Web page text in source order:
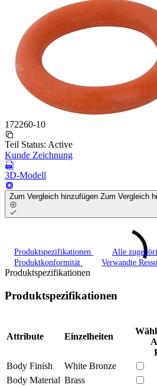
172260-10
Teil Status: Active
Kunde Zeichnung
3D-Modell
Zum Vergleich hinzufügen Zum Vergleich
Produktspezifikationen
Alle
Produktkonformität
Verwandte
Produktspezifikationen
Produktspezifikationen
Attribute Einzelheiten
Body Finish
White Bronze
Body Material Brass